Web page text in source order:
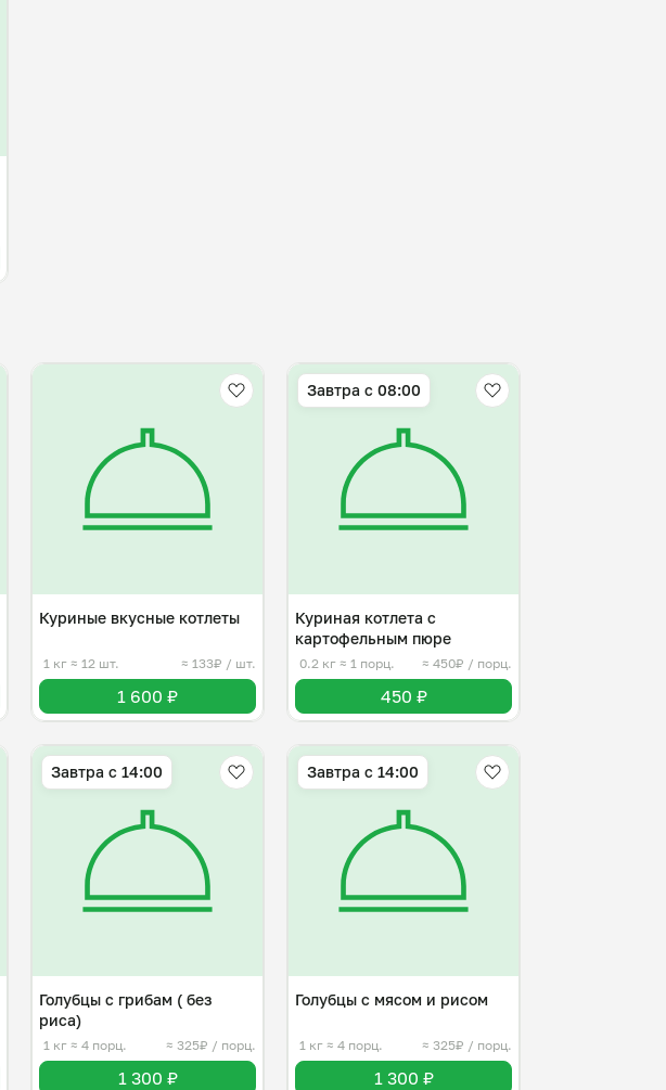
Куриные вкусные котлеты
1 кг ≈ 12 шт. ≈ 133₽ / шт.
1 600 ₽
Завтра c 08:00
Куриная котлета с
картофельным пюре
0.2 кг ≈ 1 порц. ≈ 450₽ / порц.
450 ₽
Завтра c 14:00
Голубцы с грибам ( без
риса)
1 кг ≈ 4 порц. ≈ 325₽ / порц.
1 300 ₽
Завтра c 14:00
Голубцы с мясом и рисом
1 кг ≈ 4 порц. ≈ 325₽ / порц.
1 300 ₽